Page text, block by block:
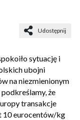
Udostępnij
sytuację i
ubojni
na niezmienionym
podkreślamy, że
transakcje
10 eurocentów/kg